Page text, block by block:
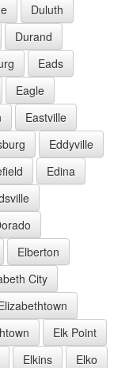
Duluth
Durand
Eads
Eagle
Eastville
Eddyville
Edina
Elberton
City
Elk Point
Elkins
Elko